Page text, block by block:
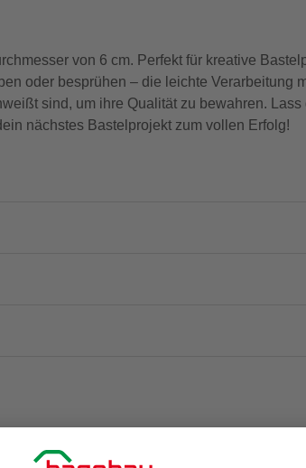
von 6 cm. Perfekt für kreative
oder besprühen – die leichte Verarbeitung
sind, um ihre Qualität zu bewahren.
nächstes Bastelprojekt zum vollen Erfolg!